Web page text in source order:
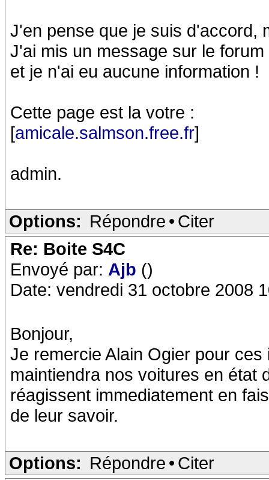
J'en pense que je suis d'accord,
J'ai mis un message sur le
et je n'ai eu aucune information !
Cette page est la votre :
[amicale.salmson.free.fr]
admin.
Options: Répondre • Citer
Re: Boite S4C
Envoyé par: Ajb ()
Date: vendredi 31 octobre 2008
Bonjour,
Je remercie Alain Ogier pour
maintiendra nos voitures en état
réagissent immediatement en
de leur savoir.
Options: Répondre • Citer